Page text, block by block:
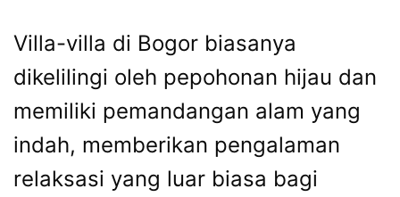
Villa-villa di Bogor biasanya
dikelilingi oleh pepohonan hijau dan
memiliki pemandangan alam yang
indah, memberikan pengalaman
relaksasi yang luar biasa bagi